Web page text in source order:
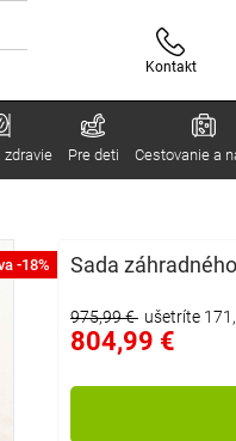
Kontakt
zdravie Pre deti Cestovanie a
-18% Sada
975,99 € ušetríte
804,99 €